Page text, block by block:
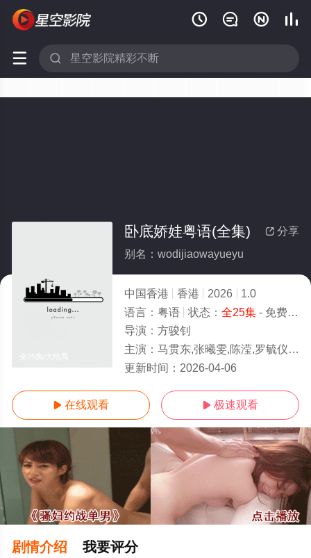
   
 
 分享
卧底娇娃粤语(全集)
别名：wodijiaowayueyu
中国香港 香港 2026
1.0
语言： 粤语 状态： 全25集- 免费在线观看
导演： 方骏钊
主演： 马贯东,张曦雯,陈滢,罗毓仪,黄子恒,邵美琪,黄子雄,杜燕歌,关礼杰,李海铜,张武孝,白彪,韦家雄,涂毓麟,关曜
更新时间： 2026-04-06
 在线观看  极速观看
剧情介绍 我要评分